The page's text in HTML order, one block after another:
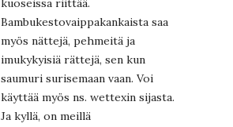
kuoseissa riittää.
Bambukestovaippakankaista saa
myös nättejä, pehmeitä ja
imukykyisiä rättejä, sen kun
saumuri surisemaan vaan. Voi
käyttää myös ns. wettexin sijasta.
Ja kyllä, on meillä